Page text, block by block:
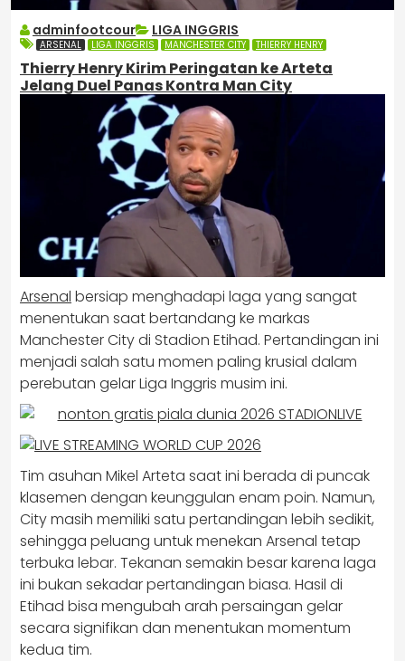
adminfootcour LIGA INGGRIS
ARSENAL LIGA INGGRIS MANCHESTER CITY THIERRY HENRY
Thierry Henry Kirim Peringatan ke Arteta
Jelang Duel Panas Kontra Man City
Arsenal bersiap menghadapi laga yang sangat
menentukan saat bertandang ke markas
Manchester City di Stadion Etihad. Pertandingan ini
menjadi salah satu momen paling krusial dalam
perebutan gelar Liga Inggris musim ini.
Tim asuhan Mikel Arteta saat ini berada di puncak
klasemen dengan keunggulan enam poin. Namun,
City masih memiliki satu pertandingan lebih sedikit,
sehingga peluang untuk menekan Arsenal tetap
terbuka lebar. Tekanan semakin besar karena laga
ini bukan sekadar pertandingan biasa. Hasil di
Etihad bisa mengubah arah persaingan gelar
secara signifikan dan menentukan momentum
kedua tim.